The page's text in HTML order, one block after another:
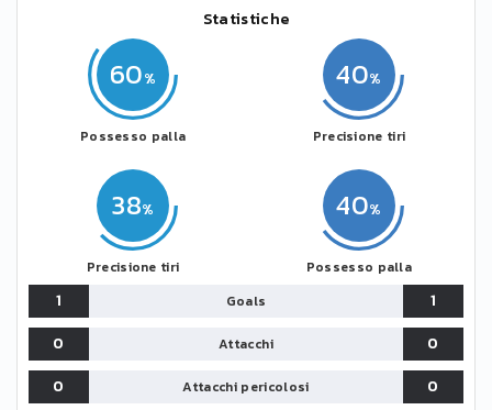
Statistiche
60
Possesso palla
38
Precisione tiri
40
Possesso palla
40
Precisione tiri
1 Goals
1
0
Attacchi
0
0
Attacchi pericolosi
0